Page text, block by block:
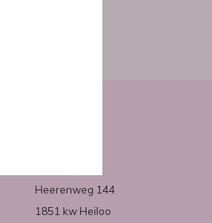
Heerenweg 144
1851 kw Heiloo